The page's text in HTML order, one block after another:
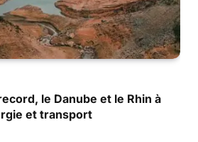
le Danube et le Rhin à
et transport